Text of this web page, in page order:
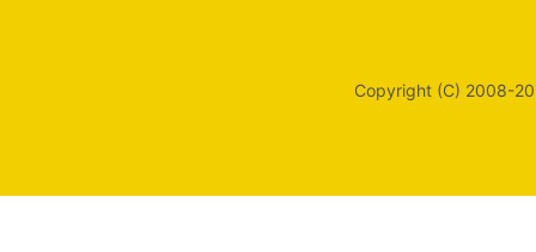
Copyright (C) 2008-